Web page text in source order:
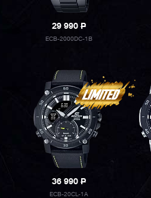
29 990P
ECB-2000DC-1B
36 990P
ECB-20CL-1A